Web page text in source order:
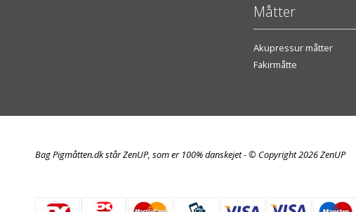
Måtter
Akupressur måtter
Fakirmåtte
Bag Pigmåtten.dk står ZenUP, som er 100% danskejet - © Copyright 2026 ZenUP